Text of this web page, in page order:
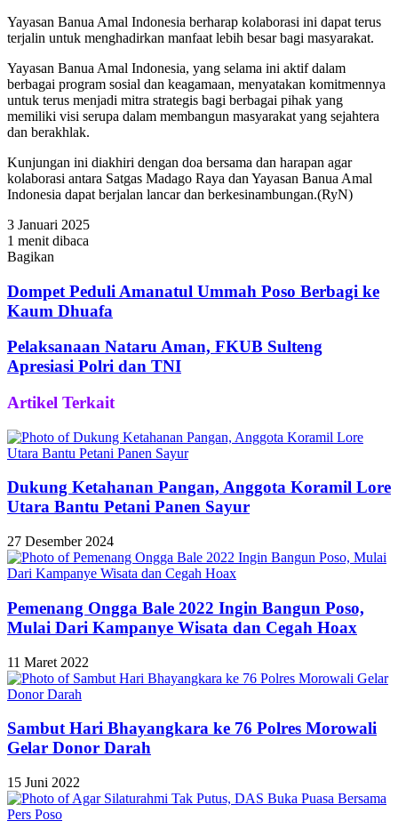
Yayasan Banua Amal Indonesia berharap kolaborasi ini dapat terus
terjalin untuk menghadirkan manfaat lebih besar bagi masyarakat.
Yayasan Banua Amal Indonesia, yang selama ini aktif dalam
berbagai program sosial dan keagamaan, menyatakan komitmennya
untuk terus menjadi mitra strategis bagi berbagai pihak yang
memiliki visi serupa dalam membangun masyarakat yang sejahtera
dan berakhlak.
Kunjungan ini diakhiri dengan doa bersama dan harapan agar
kolaborasi antara Satgas Madago Raya dan Yayasan Banua Amal
Indonesia dapat berjalan lancar dan berkesinambungan.(RyN)
3 Januari 2025
1 menit dibaca
Bagikan
via
Email
Dompet Peduli Amanatul Ummah Poso Berbagi ke
Kaum Dhuafa
Pelaksanaan Nataru Aman, FKUB Sulteng
Apresiasi Polri dan TNI
Artikel Terkait
Dukung Ketahanan Pangan, Anggota Koramil Lore
Utara Bantu Petani Panen Sayur
27 Desember 2024
Pemenang Ongga Bale 2022 Ingin Bangun Poso,
Mulai Dari Kampanye Wisata dan Cegah Hoax
11 Maret 2022
Sambut Hari Bhayangkara ke 76 Polres Morowali
Gelar Donor Darah
15 Juni 2022